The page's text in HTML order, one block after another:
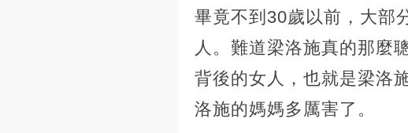
畢竟不到30歲以前，大部
人。難道梁洛施真的那麼
背後的女人，也就是梁洛
洛施的媽媽多厲害了。